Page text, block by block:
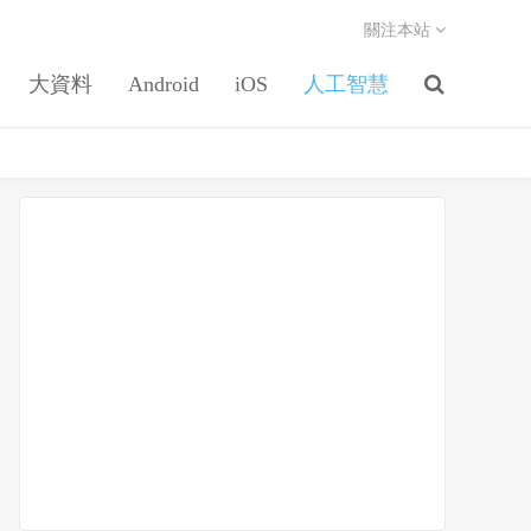
大資料 Android iOS 人工智慧
關注本站